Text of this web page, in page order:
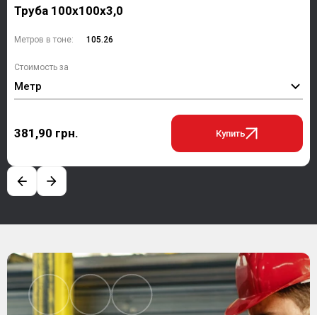
Труба 100х100х3,0
Метров в тоне: 105.26
Стоимость за
Метр
381,90 грн. Купить